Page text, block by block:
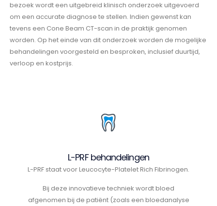
bezoek wordt een uitgebreid klinisch onderzoek uitgevoerd
om een accurate diagnose te stellen. Indien gewenst kan
tevens een Cone Beam CT-scan in de praktijk genomen
worden. Op het einde van dit onderzoek worden de mogelijke
behandelingen voorgesteld en besproken, inclusief duurtijd,
verloop en kostprijs.
L-PRF behandelingen
L-PRF staat voor Leucocyte-Platelet Rich Fibrinogen.
Bij deze innovatieve techniek wordt bloed
afgenomen bij de patiënt (zoals een bloedanalyse